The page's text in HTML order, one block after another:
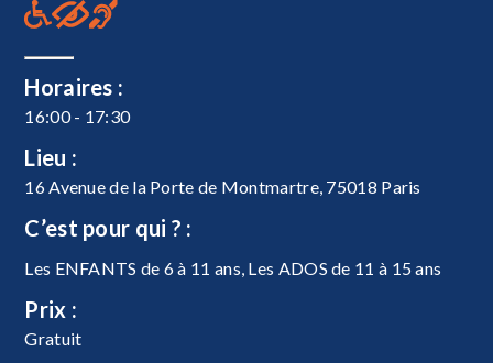
Horaires :
16:00 - 17:30
Lieu :
16 Avenue de la Porte de Montmartre, 75018 Paris
C’est pour qui ? :
Les ENFANTS de 6 à 11 ans, Les ADOS de 11 à 15 ans
Prix :
Gratuit